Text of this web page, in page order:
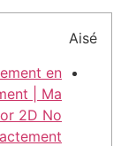
Aisé
en
| Ma
2D No
?